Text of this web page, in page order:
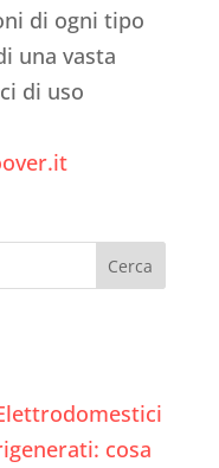
di ogni tipo
una vasta
di uso
cosa